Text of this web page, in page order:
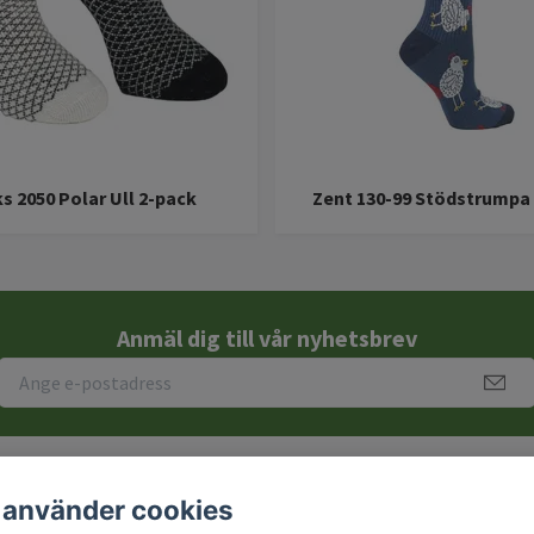
2050 Polar Ull 2-pack Zent 130-99
Anmäl dig till vår nyhetsbrev
cookies